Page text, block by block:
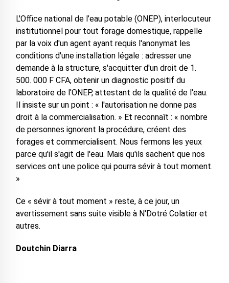
L'Office national de l’eau potable (ONEP), interlocuteur
institutionnel pour tout forage domestique, rappelle
par la voix d'un agent ayant requis l'anonymat les
conditions d'une installation légale : adresser une
demande à la structure, s'acquitter d'un droit de 1.
500. 000 F CFA, obtenir un diagnostic positif du
laboratoire de l'ONEP, attestant de la qualité de l'eau.
Il insiste sur un point : « l'autorisation ne donne pas
droit à la commercialisation. » Et reconnaît : « nombre
de personnes ignorent la procédure, créent des
forages et commercialisent. Nous fermons les yeux
parce qu'il s'agit de l'eau. Mais qu'ils sachent que nos
services ont une police qui pourra sévir à tout moment.
»
Ce « sévir à tout moment » reste, à ce jour, un
avertissement sans suite visible à N'Dotré Colatier et
autres.
Doutchin Diarra